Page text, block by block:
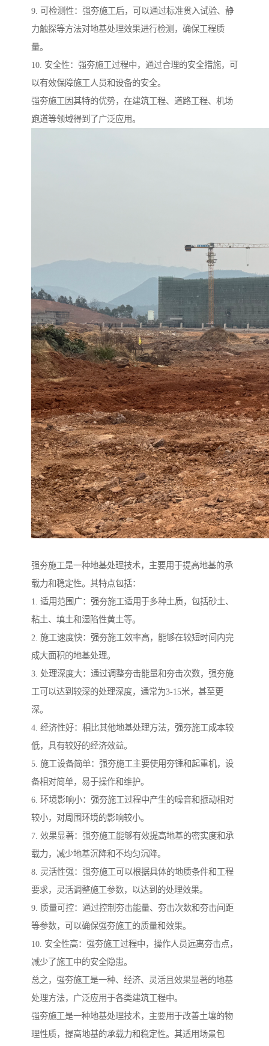
9. 可检测性：强夯施工后，可以通过标准贯入试验、静
力触探等方法对地基处理效果进行检测，确保工程质
量。
10. 安全性：强夯施工过程中，通过合理的安全措施，可
以有效保障施工人员和设备的安全。
强夯施工因其特的优势，在建筑工程、道路工程、机场
跑道等领域得到了广泛应用。
强夯施工是一种地基处理技术，主要用于提高地基的承
载力和稳定性。其特点包括：
1. 适用范围广：强夯施工适用于多种土质，包括砂土、
粘土、填土和湿陷性黄土等。
2. 施工速度快：强夯施工效率高，能够在较短时间内完
成大面积的地基处理。
3. 处理深度大：通过调整夯击能量和夯击次数，强夯施
工可以达到较深的处理深度，通常为3-15米，甚至更
深。
4. 经济性好：相比其他地基处理方法，强夯施工成本较
低，具有较好的经济效益。
5. 施工设备简单：强夯施工主要使用夯锤和起重机，设
备相对简单，易于操作和维护。
6. 环境影响小：强夯施工过程中产生的噪音和振动相对
较小，对周围环境的影响较小。
7. 效果显著：强夯施工能够有效提高地基的密实度和承
载力，减少地基沉降和不均匀沉降。
8. 灵活性强：强夯施工可以根据具体的地质条件和工程
要求，灵活调整施工参数，以达到的处理效果。
9. 质量可控：通过控制夯击能量、夯击次数和夯击间距
等参数，可以确保强夯施工的质量和效果。
10. 安全性高：强夯施工过程中，操作人员远离夯击点，
减少了施工中的安全隐患。
总之，强夯施工是一种、经济、灵活且效果显著的地基
处理方法，广泛应用于各类建筑工程中。
强夯施工是一种地基处理技术，主要用于改善土壤的物
理性质，提高地基的承载力和稳定性。其适用场景包